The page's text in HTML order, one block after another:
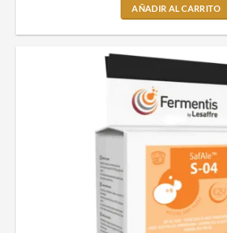
AÑADIR AL CARRITO